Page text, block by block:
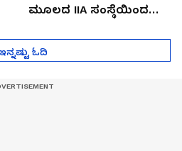
ಮೂಲದ IIA ಸಂಸ್ಥೆಯಿಂದ
ಓದಿ